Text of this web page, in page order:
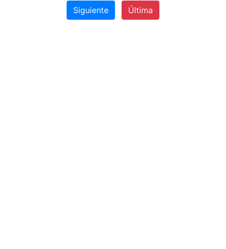
Siguiente Última